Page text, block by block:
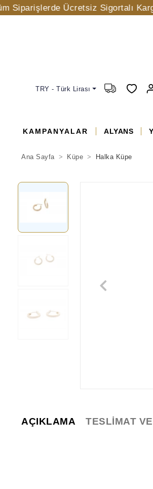
Ücretsiz Sigortalı Kargo -
TRY - Türk Lirası
KAMPANYALAR ALYANS
Ana Sayfa Küpe Halka Küpe
AÇIKLAMA TESLIMAT